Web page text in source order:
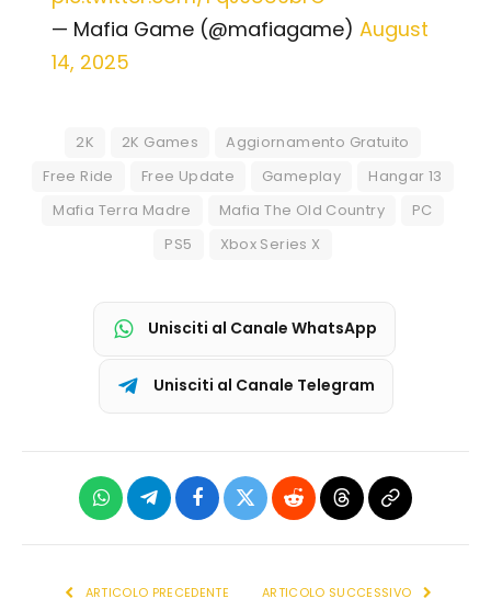
— Mafia Game (@mafiagame) August
14, 2025
2K 2K Games
Aggiornamento Gratuito
Free Ride
Free Update Gameplay
Hangar 13
Mafia Terra Madre
Mafia The Old Country
PC
PS5
Xbox Series X
Unisciti al Canale WhatsApp
Unisciti al Canale Telegram
WhatsAppTelegramFacebook
X
Reddit ThreadsCopia
ARTICOLO PRECEDENTE ARTICOLO SUCCESSIVO